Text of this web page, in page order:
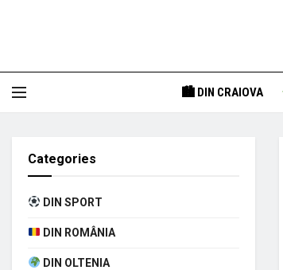
🏙 DIN CRAIOVA
Categories
DIN SPORT
DIN ROMÂNIA
DIN OLTENIA